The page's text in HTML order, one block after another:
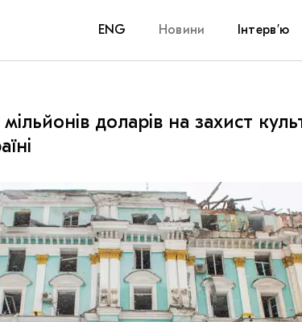
ENG Новини Інтерв’ю
доларів на захист